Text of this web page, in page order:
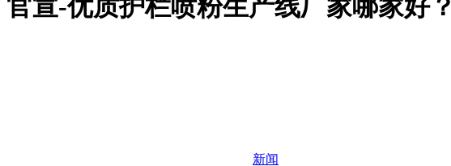
官宣-优质护栏喷粉生产线厂家哪家好？
新闻